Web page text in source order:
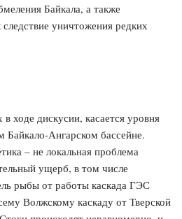
Байкала, а также
уничтожения редких
ходе дискусии, касается уровня
Байкало-Ангарском бассейне.
– не локальная проблема
ущерб, в том числе
рыбы от работы каскада ГЭС
Волжскому каскаду от Тверской